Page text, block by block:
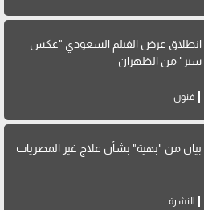
انطلاق عرض الفيلم السعودي "عكس
سير" من الظهران
فنون
بيان من "بهية" بشأن علاج غير المصريات
النشرة